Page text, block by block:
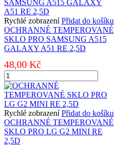
Rychlé zobrazení Přidat do košíku
OCHRANNÉ TEMPEROVANÉ
SKLO PRO SAMSUNG A515
GALAXY A51 RE 2,5D
48,00 Kč
OCHRANNÉ
TEMPEROVANÉ
SKLO
PRO
SAMSUNG
A515
GALAXY
A51
Rychlé zobrazení Přidat do košíku
OCHRANNÉ TEMPEROVANÉ
SKLO PRO LG G2 MINI RE
2,5D